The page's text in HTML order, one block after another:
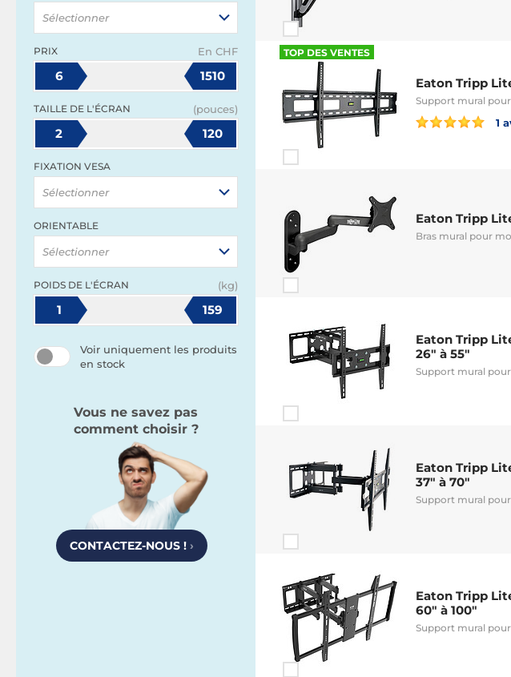
Sélectionner
PRIX En CHF
6 1510
TAILLE DE L'ÉCRAN (pouces)
2 120
FIXATION VESA
Sélectionner
ORIENTABLE
Sélectionner
POIDS DE L'ÉCRAN (kg)
1 159
Voir uniquement les produits
en stock
Vous ne savez pas
comment choisir ?
CONTACTEZ-NOUS ! ›
TOP DES VENTES
Eaton Tripp
Support mural
1
Eaton Tripp
Bras mural pour
Eaton Tripp
26" à 55"
Support mural
Eaton Tripp
37" à 70"
Support mural
Eaton Tripp
60" à 100"
Support mural pour